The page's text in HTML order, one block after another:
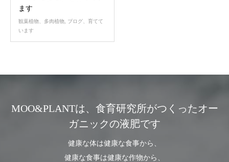
ます
観葉植物、多肉植物
ブログ、育てて
います
MOO&PLANTは、食育研究所がつくったオー
ガニックの液肥です
健康な体は健康な食事から、
健康な食事は健康な作物から、